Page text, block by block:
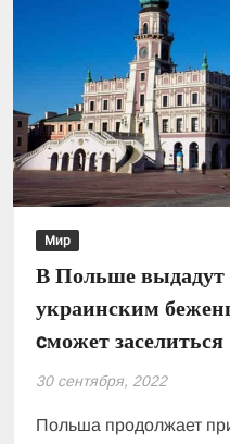
Мир
В Польше выдадут
украинским
cможет заселиться
30 сентября, 2022
Польша продолжает